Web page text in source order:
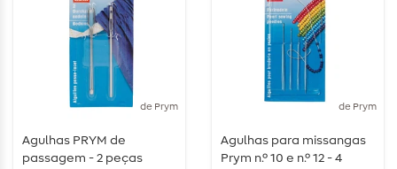
de Prym
Agulhas PRYM de
passagem - 2 peças
de Prym
Agulhas para missangas
Prym n.º 10 e n.º 12 - 4